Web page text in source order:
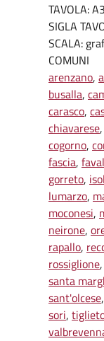
TAVOLA:
SIGLA
SCALA:
COMUNI
arenzano,
busalla,
carasco,
chiavarese,
cogorno,
fascia,
gorreto,
lumarzo,
moconesi,
neirone,
rapallo,
rossiglione,
santa
sant'olcese,
sori,